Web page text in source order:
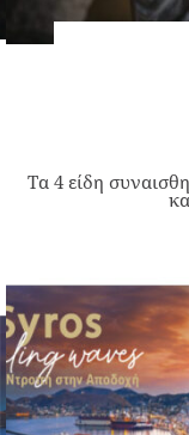
Τα 4 είδη